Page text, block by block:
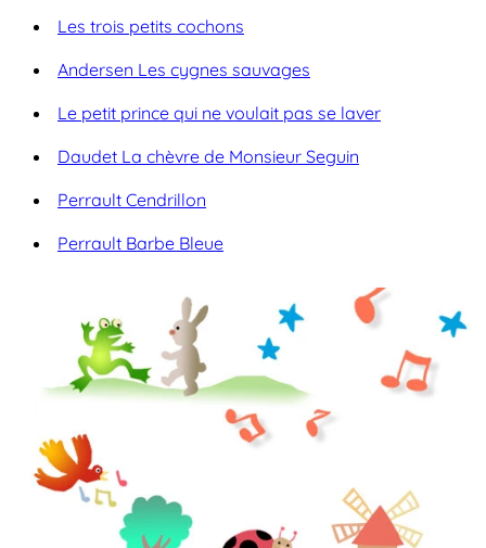
Les trois petits cochons
Andersen Les cygnes sauvages
Le petit prince qui ne voulait pas se laver
Daudet La chèvre de Monsieur Seguin
Perrault Cendrillon
Perrault Barbe Bleue